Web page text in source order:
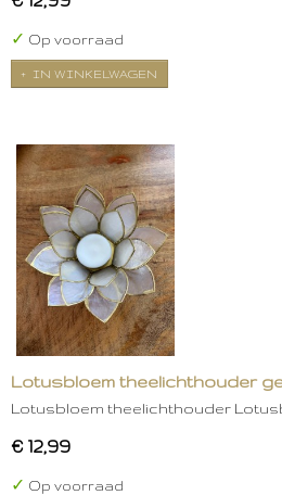
✓ Op voorraad
IN WINKELWAGEN
Lotusbloem theelichthouder
Lotusbloem theelichthouder
€ 12,99
✓ Op voorraad